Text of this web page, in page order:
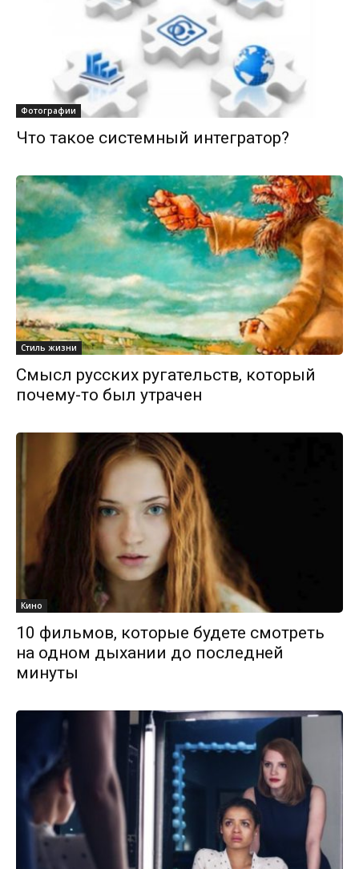
Фотографии
Что такое системный интегратор?
Стиль жизни
Смысл русских ругательств, который
почему-то был утрачен
Кино
10 фильмов, которые будете смотреть
на одном дыхании до последней
минуты